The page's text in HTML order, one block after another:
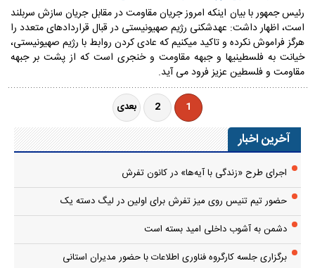
رئیس جمهور با بیان اینکه امروز جریان مقاومت در مقابل جریان سازش سربلند
است، اظهار داشت: عهدشکنی رژیم صهیونیستی در قبال قراردادهای متعدد را
هرگز فراموش نکرده و تاکید میکنیم که عادی کردن روابط با رژیم صهیونیستی،
خیانت به فلسطینیها و جبهه مقاومت و خنجری است که از پشت بر جبهه
مقاومت و فلسطین عزیز فرود می آید.
صفحه‌بندی
1
2 بعدی
آخرین اخبار
اجرای طرح «زندگی با آیه‌ها» در کانون تفرش
حضور تیم تنیس روی میز تفرش برای اولین در لیگ دسته یک
دشمن به آشوب داخلی امید بسته است
برگزاری جلسه کارگروه فناوری اطلاعات با حضور مدیران استانی